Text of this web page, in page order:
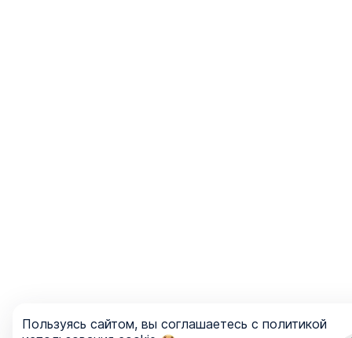
Пользуясь сайтом, вы соглашаетесь с политикой